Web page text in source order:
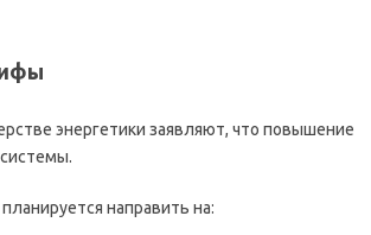
энергетики заявляют, что повышение
направить на: